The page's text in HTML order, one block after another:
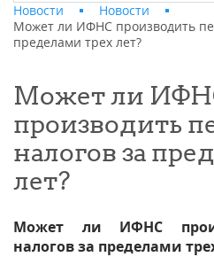
Новости
Новости
Может ли ИФНС производить
пределами трех лет?
Может ли
производить
налогов за
лет?
Может ли ИФНС
налогов за пределами